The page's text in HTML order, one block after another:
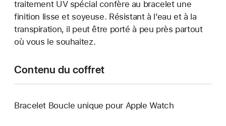
traitement UV spécial confère au bracelet une
finition lisse et soyeuse. Résistant à l’eau et à la
transpiration, il peut être porté à peu près partout
où vous le souhaitez.
Contenu du coffret
Bracelet Boucle unique pour Apple Watch